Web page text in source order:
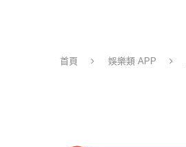
首頁 娛樂類 APP